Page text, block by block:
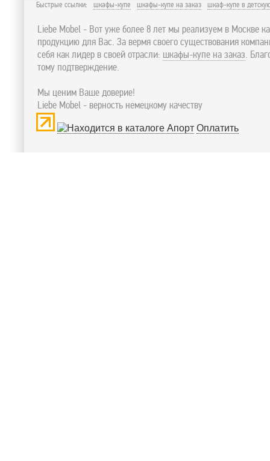
Быстрые ссылки: шкафы-купе шкафы-купе на заказ шкаф-купе в
Liebe Mobel - Вот уже более 8 лет мы реализуем в Москве
продукцию для Вас. За вермя своего существования
себя как лидер в своей отрасли: шкафы-купе на заказ.
тому подтверждение.
Мы ценим Ваше доверие!
Liebe Mobel - верность немецкому качеству
Оплатить